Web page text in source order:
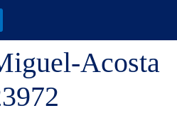
Acosta